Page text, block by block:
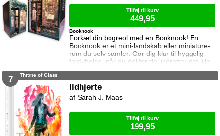
Forkæl din bogreol med en Booknook! En
Booknook er et mini-landskab eller miniature-
rum du selv samler. Gør dig klar til hyggelig
fordybelse, når du del for del indretter det lille
rum med de fineste detaljer. Med lukkede
og med det indbyggede lys, pynter den også i
mørke. I denne booknook går døren op og i til
uglens charmerende lille boghandel, som med
Booknook
Tilføj til kurv
449,95
7 Throne of Glass
Ildhjerte
Sarah J. Maas
Tilføj til kurv
199,95